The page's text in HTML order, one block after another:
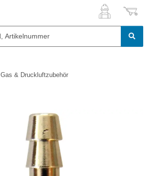
Gas & Druckluftzubehör